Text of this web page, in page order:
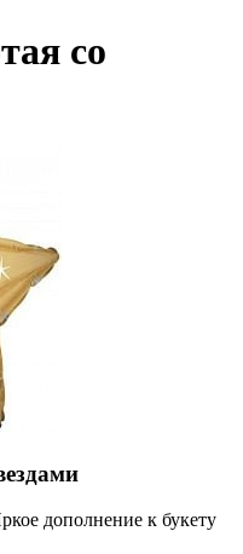
со
дополнение к букету